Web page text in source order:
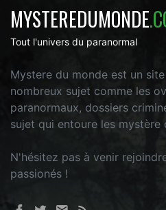
MYSTEREDUMONDE
Tout l'univers du paranormal
Mystere du monde est un
nombreux sujet comme les
paranormaux, dossiers
sujet qui entoure les mystère
N'hésitez pas à venir
passionés !